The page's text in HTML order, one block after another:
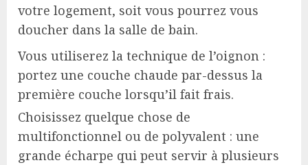
votre logement, soit vous pourrez vous
doucher dans la salle de bain.
Vous utiliserez la technique de l’oignon :
portez une couche chaude par-dessus la
première couche lorsqu’il fait frais.
Choisissez quelque chose de
multifonctionnel ou de polyvalent : une
grande écharpe qui peut servir à plusieurs